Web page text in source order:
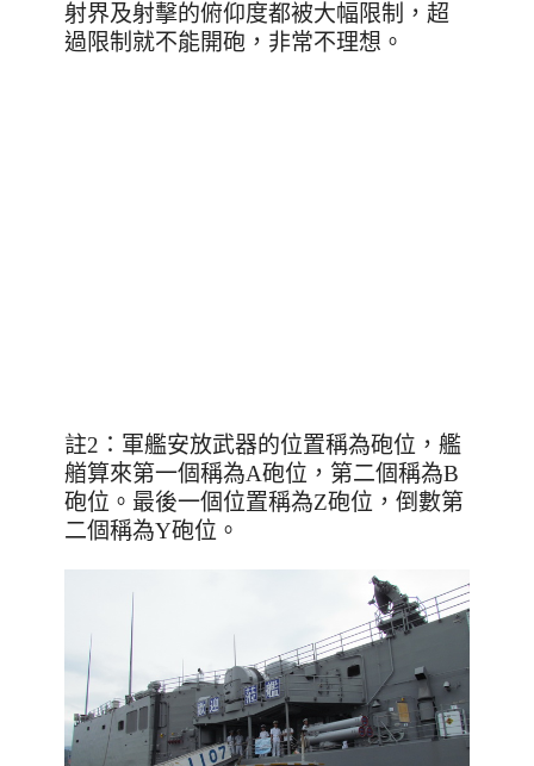
射界及射擊的俯仰度都被大幅限制，超
過限制就不能開砲，非常不理想。
註2：軍艦安放武器的位置稱為砲位，艦
艏算來第一個稱為A砲位，第二個稱為B
砲位。最後一個位置稱為Z砲位，倒數第
二個稱為Y砲位。